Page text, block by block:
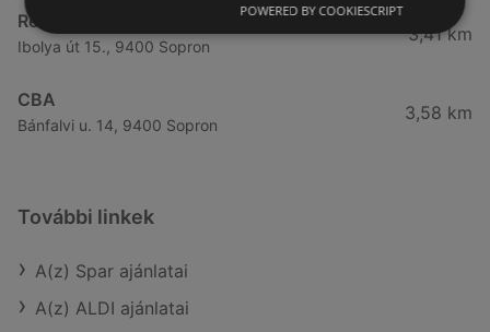
Reál
Ibolya út 15., 9400 Sopron
3,41 km
CBA
Bánfalvi u. 14, 9400 Sopron
3,58 km
További linkek
A(z) Spar ajánlatai
A(z) ALDI ajánlatai
POWERED BY COOKIESCRIPT